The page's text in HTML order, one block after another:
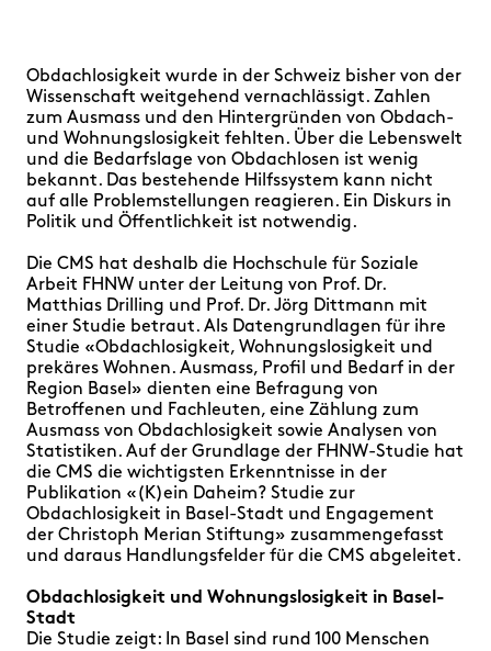
Obdachlosigkeit wurde in der Schweiz bisher von der
Wissenschaft weitgehend vernachlässigt. Zahlen
zum Ausmass und den Hintergründen von Obdach-
und Wohnungslosigkeit fehlten. Über die Lebenswelt
und die Bedarfslage von Obdachlosen ist wenig
bekannt. Das bestehende Hilfssystem kann nicht
auf alle Problemstellungen reagieren. Ein Diskurs in
Politik und Öffentlichkeit ist notwendig.
Die CMS hat deshalb die Hochschule für Soziale
Arbeit FHNW unter der Leitung von Prof. Dr.
Matthias Drilling und Prof. Dr. Jörg Dittmann mit
einer Studie betraut. Als Datengrundlagen für ihre
Studie «Obdachlosigkeit, Wohnungslosigkeit und
prekäres Wohnen. Ausmass, Profil und Bedarf in der
Region Basel» dienten eine Befragung von
Betroffenen und Fachleuten, eine Zählung zum
Ausmass von Obdachlosigkeit sowie Analysen von
Statistiken. Auf der Grundlage der FHNW-Studie hat
die CMS die wichtigsten Erkenntnisse in der
Publikation «(K)ein Daheim? Studie zur
Obdachlosigkeit in Basel-Stadt und Engagement
der Christoph Merian Stiftung» zusammengefasst
und daraus Handlungsfelder für die CMS abgeleitet.
Obdachlosigkeit und Wohnungslosigkeit in Basel-
Stadt
Die Studie zeigt: In Basel sind rund 100 Menschen